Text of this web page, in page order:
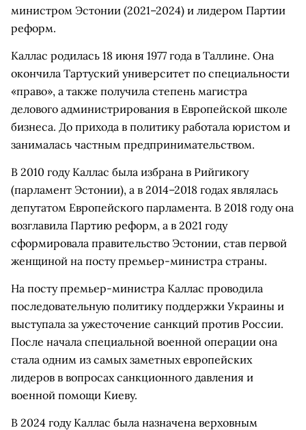
министром Эстонии (2021–2024) и лидером Партии
реформ.
Каллас родилась 18 июня 1977 года в Таллине. Она
окончила Тартуский университет по специальности
«право», а также получила степень магистра
делового администрирования в Европейской школе
бизнеса. До прихода в политику работала юристом и
занималась частным предпринимательством.
В 2010 году Каллас была избрана в Рийгикогу
(парламент Эстонии), а в 2014–2018 годах являлась
депутатом Европейского парламента. В 2018 году она
возглавила Партию реформ, а в 2021 году
сформировала правительство Эстонии, став первой
женщиной на посту премьер-министра страны.
На посту премьер-министра Каллас проводила
последовательную политику поддержки Украины и
выступала за ужесточение санкций против России.
После начала специальной военной операции она
стала одним из самых заметных европейских
лидеров в вопросах санкционного давления и
военной помощи Киеву.
В 2024 году Каллас была назначена верховным